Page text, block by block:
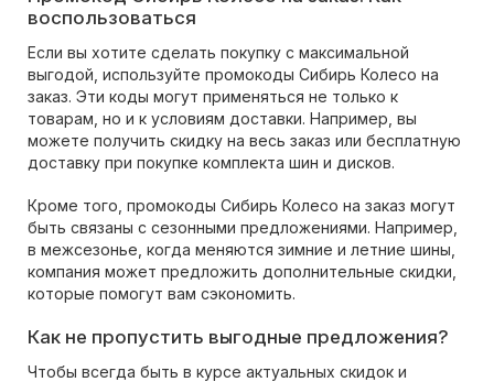
воспользоваться
Если вы хотите сделать покупку с максимальной
выгодой, используйте промокоды Сибирь Колесо на
заказ. Эти коды могут применяться не только к
товарам, но и к условиям доставки. Например, вы
можете получить скидку на весь заказ или бесплатную
доставку при покупке комплекта шин и дисков.
Кроме того, промокоды Сибирь Колесо на заказ могут
быть связаны с сезонными предложениями. Например,
в межсезонье, когда меняются зимние и летние шины,
компания может предложить дополнительные скидки,
которые помогут вам сэкономить.
Как не пропустить выгодные предложения?
Чтобы всегда быть в курсе актуальных скидок и